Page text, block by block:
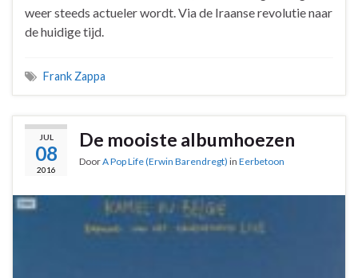
weer steeds actueler wordt. Via de Iraanse revolutie naar
de huidige tijd.
Frank Zappa
JUL
08
2016
De mooiste albumhoezen
DoorA Pop Life (Erwin Barendregt) in Eerbetoon